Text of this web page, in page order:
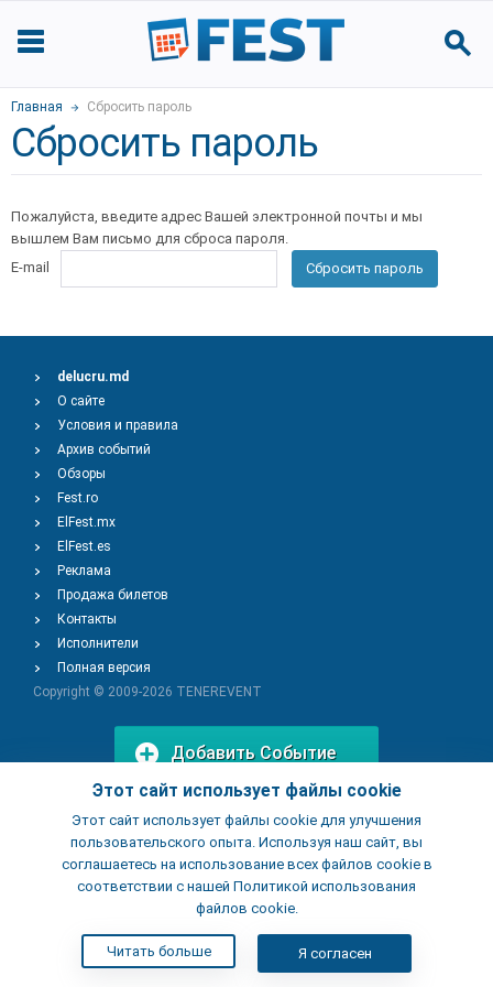
Главная Сбросить пароль
Сбросить пароль
Пожалуйста, введите адрес Вашей электронной почты и мы
вышлем Вам письмо для сброса пароля.
E-mail
Сбросить пароль
Этот сайт использует файлы cookie
Этот сайт использует файлы cookie для улучшения
пользовательского опыта. Используя наш сайт, вы
соглашаетесь на использование всех файлов cookie в
соответствии с нашей Политикой использования
файлов cookie.
Читать больше Я согласен
delucru.md
О сайте
Условия и правила
Архив событий
Обзоры
Fest.ro
ElFest.mx
ElFest.es
Реклама
Продажа билетов
Контакты
Исполнители
Полная версия
Copyright © 2009-2026 TENEREVENT
Добавить Событие
Добавить Заведение